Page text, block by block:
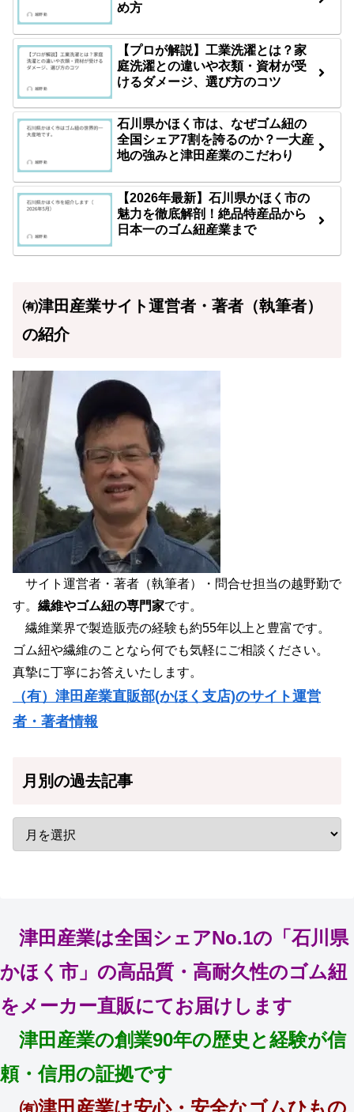
め方
【プロが解説】工業洗濯とは？家
庭洗濯との違いや衣類・資材が受
けるダメージ、選び方のコツ
石川県かほく市は、なぜゴム紐の
全国シェア7割を誇るのか？一大産
地の強みと津田産業のこだわり
【2026年最新】石川県かほく市の
魅力を徹底解剖！絶品特産品から
日本一のゴム紐産業まで
㈲津田産業サイト運営者・著者（執筆者）
の紹介
サイト運営者・著者（執筆者）・問合せ担当の越野勤で
す。 繊維やゴム紐の専門家です。
繊維業界で製造販売の経験も約55年以上と豊富です。
ゴム紐や繊維のことなら何でも気軽にご相談ください。
真摯に丁寧にお答えいたします。
（有）津田産業直販部(かほく支店)のサイト運営
者・著者情報
月別の過去記事
津田産業は全国シェアNo.1の「石川県
かほく市」の高品質・高耐久性のゴム紐
をメーカー直販にてお届けします
津田産業の創業90年の歴史と経験が信
頼・信用の証拠です